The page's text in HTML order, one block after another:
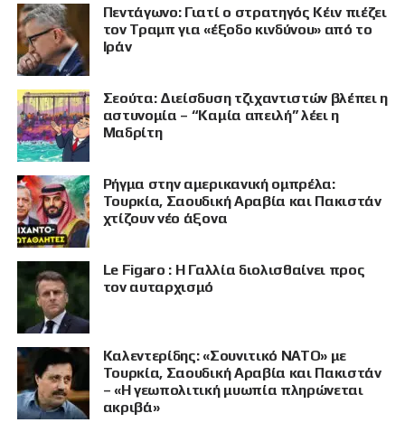
ΠΡΟΒΟΛΗ
Πεντάγωνο: Γιατί ο στρατηγός Κέιν πιέζει
τον Τραμπ για «έξοδο κινδύνου» από το
Ιράν
Σεούτα: Διείσδυση τζιχαντιστών βλέπει η
αστυνομία – “Καμία απειλή” λέει η
Μαδρίτη
Ρήγμα στην αμερικανική ομπρέλα:
Τουρκία, Σαουδική Αραβία και Πακιστάν
χτίζουν νέο άξονα
Le Figaro : Η Γαλλία διολισθαίνει προς
τον αυταρχισμό
Καλεντερίδης: «Σουνιτικό ΝΑΤΟ» με
Τουρκία, Σαουδική Αραβία και Πακιστάν
– «Η γεωπολιτική μυωπία πληρώνεται
ακριβά»